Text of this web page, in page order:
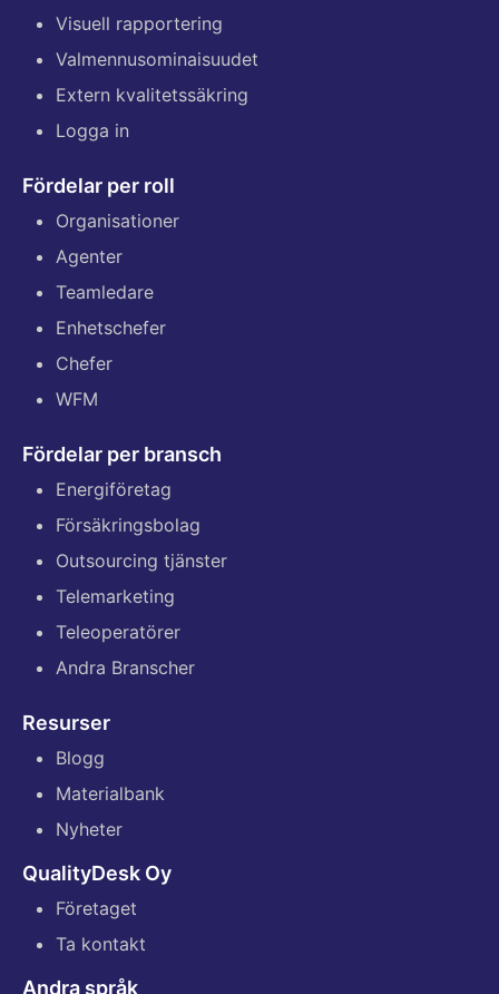
Visuell rapportering
Valmennusominaisuudet
Extern kvalitetssäkring
Logga in
Fördelar per roll
Organisationer
Agenter
Teamledare
Enhetschefer
Chefer
WFM
Fördelar per bransch
Energiföretag
Försäkringsbolag
Outsourcing tjänster
Telemarketing
Teleoperatörer
Andra Branscher
Resurser
Blogg
Materialbank
Nyheter
QualityDesk Oy
Företaget
Ta kontakt
Andra språk